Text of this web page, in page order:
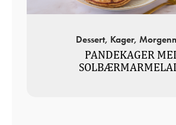
Dessert, Kager,
PANDEKAGER